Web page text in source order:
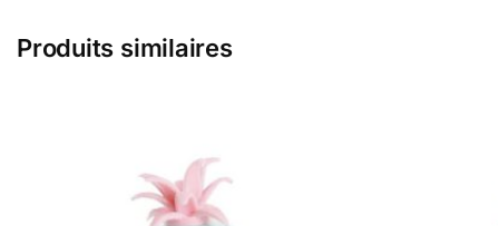
Produits similaires